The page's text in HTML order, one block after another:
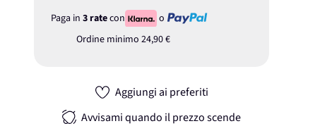
Paga in 3 ratecon
o
Ordine minimo 24,90 €
Aggiungi ai preferiti
Avvisami quando il prezzo scende